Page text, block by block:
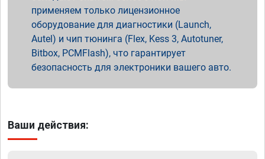
применяем только лицензионное
оборудование для диагностики (Launch,
Autel) и чип тюнинга (Flex, Kess 3, Autotuner,
Bitbox, PCMFlash), что гарантирует
безопасность для электроники вашего авто.
Ваши действия: